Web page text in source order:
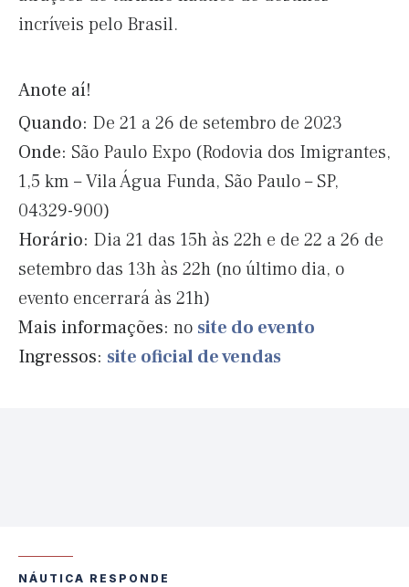
incríveis pelo Brasil.
Anote aí!
Quando: De 21 a 26 de setembro de 2023
Onde: São Paulo Expo (Rodovia dos Imigrantes,
1,5 km – Vila Água Funda, São Paulo – SP,
04329-900)
Horário: Dia 21 das 15h às 22h e de 22 a 26 de
setembro das 13h às 22h (no último dia, o
evento encerrará às 21h)
Mais informações: no site do evento
Ingressos: site oficial de vendas
NÁUTICA RESPONDE